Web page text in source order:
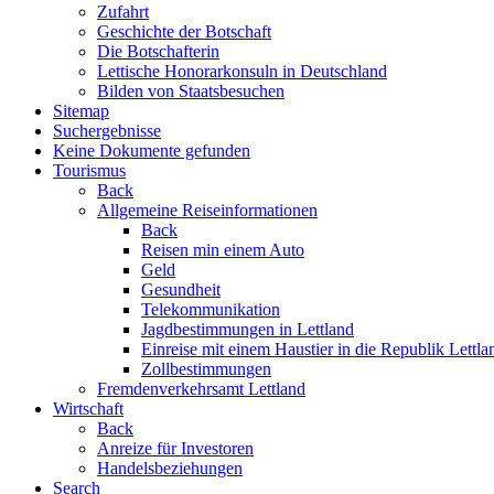
Zufahrt
Geschichte der Botschaft
Die Botschafterin
Lettische Honorarkonsuln in Deutschland
Bilden von Staatsbesuchen
Sitemap
Suchergebnisse
Keine Dokumente gefunden
Tourismus
Back
Allgemeine Reiseinformationen
Back
Reisen min einem Auto
Geld
Gesundheit
Telekommunikation
Jagdbestimmungen in Lettland
Einreise mit einem Haustier in die Republik
Zollbestimmungen
Fremdenverkehrsamt Lettland
Wirtschaft
Back
Anreize für Investoren
Handelsbeziehungen
Search